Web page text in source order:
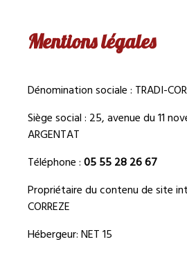
Mentions légales
Dénomination sociale : TRADI-
Siège social : 25, avenue du 11
ARGENTAT
Téléphone :05 55 28 26 67
Propriétaire du contenu de site
CORREZE
Hébergeur: NET 15